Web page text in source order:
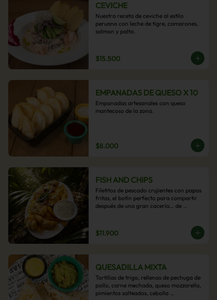
CEVICHE
Nuestra receta de ceviche al estilo
peruano con leche de tigre, camarones,
salmon y palta.
$15.500
EMPANADAS DE QUESO X 10
Empanadas artesanales con queso
mantecoso de la zona.
$8.000
FISH AND CHIPS
Filetitos de pescado crujientes con papas
fritas, el botín perfecto para compartir
después de una gran cacería… de
$11.900
QUESADILLA MIXTA
Tortillas de trigo, rellenas de pechuga de
pollo, carne mechada, queso mozzarella,
pimientos salteados, cebolla